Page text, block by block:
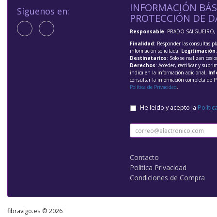
Síguenos en: INFORMACIÓN
PROTECCIÓN DE
Responsable: PRADO SALGUEIRO,
Finalidad: Responder las consultas
información solicitada; Legitimación
Destinatarios: Solo se realizan
Derechos: Acceder, rectificar y
indica en la información adicional;
consultar la información completa de
Política de Privacidad.
He leído y acepto la
Contacto
Política Privacidad
Condiciones de Compra
fibravigo.es © 2026